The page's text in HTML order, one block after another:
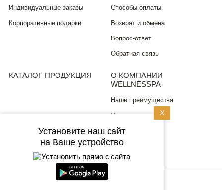
Индивидуальные заказы
Корпоративные подарки
Способы оплаты
Возврат и обмена
Вопрос-ответ
Обратная связь
КАТАЛОГ-ПРОДУКЦИЯ
О КОМПАНИИ
WELLNESSPA
Наши преимущества
Новости
ПОЛИТИКА
КОНФИДЕНЦИАЛЬНОСТИ
8 (499) 704 0315
X
Установите наш сайт
на Ваше устройство